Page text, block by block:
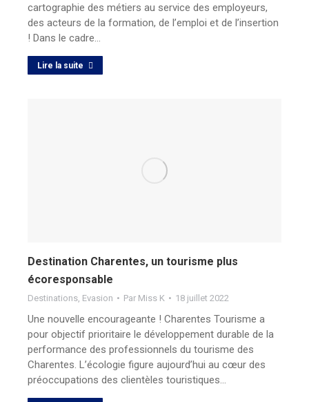
cartographie des métiers au service des employeurs,
des acteurs de la formation, de l’emploi et de l’insertion
! Dans le cadre…
Lire la suite
Destination Charentes, un tourisme plus
écoresponsable
Destinations, Evasion Par Miss K 18 juillet 2022
Une nouvelle encourageante ! Charentes Tourisme a
pour objectif prioritaire le développement durable de la
performance des professionnels du tourisme des
Charentes. L’écologie figure aujourd’hui au cœur des
préoccupations des clientèles touristiques…